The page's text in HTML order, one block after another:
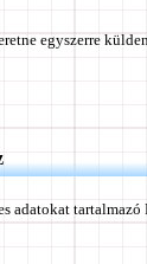
egyszerre